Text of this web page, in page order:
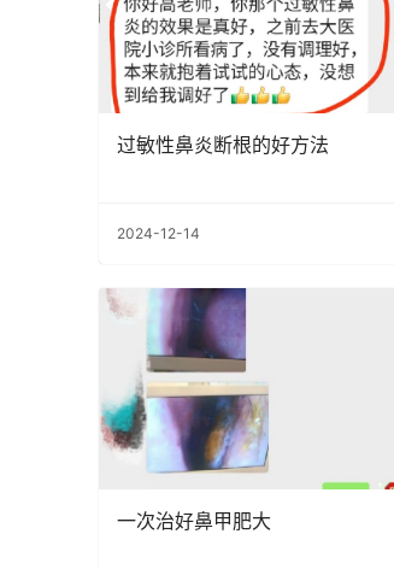
过敏性鼻炎断根的好方法
2024-12-14
一次治好鼻甲肥大